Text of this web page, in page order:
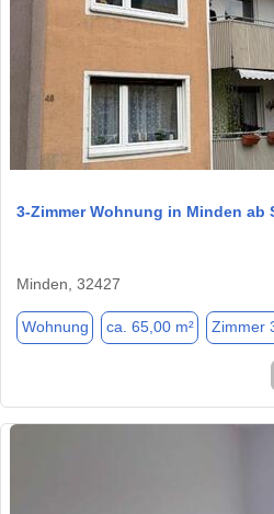
3-Zimmer Wohnung in Minden ab
Minden, 32427
Wohnung ca. 65,00 m² Zimmer